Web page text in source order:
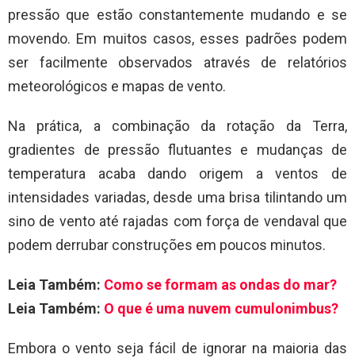
pressão que estão constantemente mudando e se
movendo. Em muitos casos, esses padrões podem
ser facilmente observados através de relatórios
meteorológicos e mapas de vento.
Na prática, a combinação da rotação da Terra,
gradientes de pressão flutuantes e mudanças de
temperatura acaba dando origem a ventos de
intensidades variadas, desde uma brisa tilintando um
sino de vento até rajadas com força de vendaval que
podem derrubar construções em poucos minutos.
Leia Também: Como se formam as ondas do mar?
Leia Também: O que é uma nuvem cumulonimbus?
Embora o vento seja fácil de ignorar na maioria das